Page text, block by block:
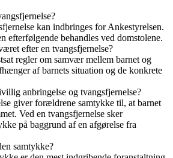
kan indbringes for Ankestyrelsen.
efterfølgende behandles ved domstolene.
efter en tvangsfjernelse?
regler om samvær mellem barnet og
af barnets situation og de konkrete
anbringelse og tvangsfjernelse?
giver forældrene samtykke til, at barnet
Ved en tvangsfjernelse sker
på baggrund af en afgørelse fra
samtykke?